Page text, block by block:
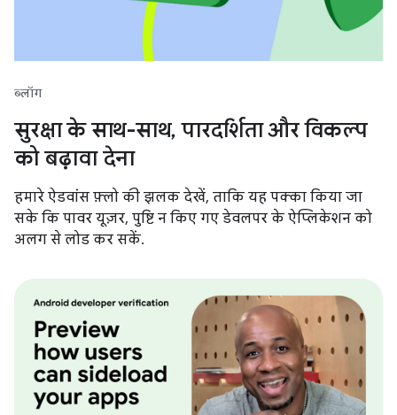
ब्लॉग
सुरक्षा के साथ-साथ, पारदर्शिता और विकल्प
को बढ़ावा देना
हमारे ऐडवांस फ़्लो की झलक देखें, ताकि यह पक्का किया जा
सके कि पावर यूज़र, पुष्टि न किए गए डेवलपर के ऐप्लिकेशन को
अलग से लोड कर सकें.